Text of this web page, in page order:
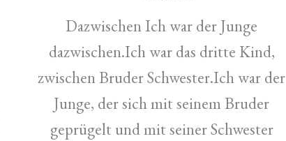
Dazwischen Ich war der Junge
dazwischen.Ich war das dritte Kind,
zwischen Bruder Schwester.Ich war der
Junge, der sich mit seinem Bruder
geprügelt und mit seiner Schwester